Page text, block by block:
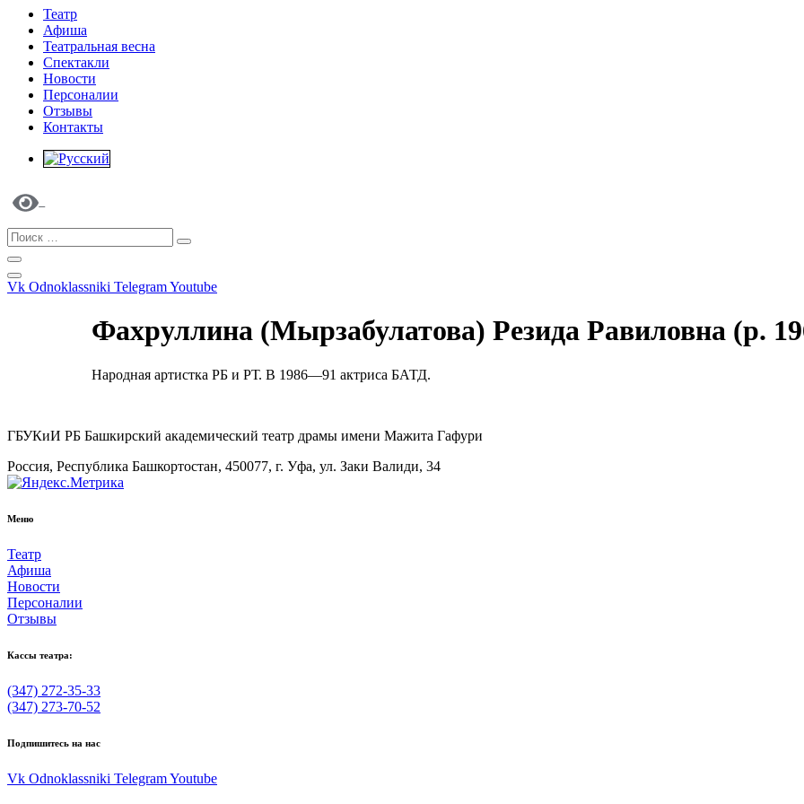
Театр
Афиша
Театральная весна
Спектакли
Новости
Персоналии
Отзывы
Контакты
Vk Odnoklassniki TelegramYoutube
Фахруллина (Мырзабулатова) Резида Равиловна (р.
Народная артистка РБ и РТ. В 1986—91 актриса БАТД.
ГБУКиИ РБ Башкирский академический театр драмы имени Мажита Гафури
Россия, Республика Башкортостан, 450077, г. Уфа, ул. Заки Валиди, 34
Меню
Театр
Афиша
Новости
Персоналии
Отзывы
Кассы театра:
(347) 272-35-33
(347) 273-70-52
Подпишитесь на нас
Vk Odnoklassniki TelegramYoutube